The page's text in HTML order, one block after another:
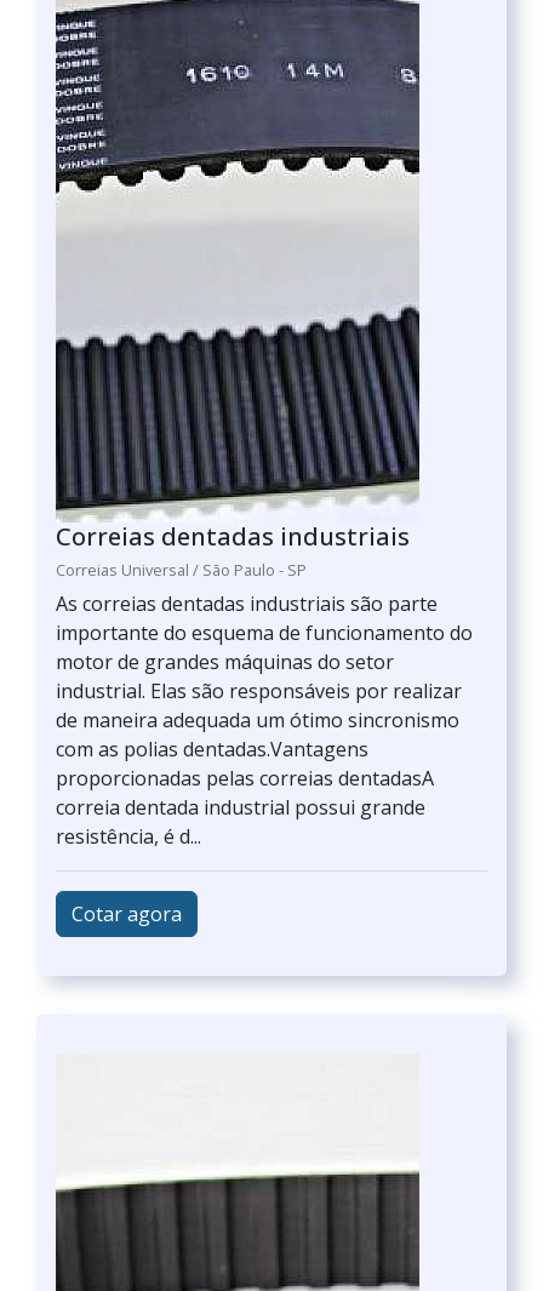
Correias dentadas industriais
Correias Universal / São Paulo - SP
As correias dentadas industriais são parte
importante do esquema de funcionamento do
motor de grandes máquinas do setor
industrial. Elas são responsáveis por realizar
de maneira adequada um ótimo sincronismo
com as polias dentadas.Vantagens
proporcionadas pelas correias dentadasA
correia dentada industrial possui grande
resistência, é d...
Cotar agora